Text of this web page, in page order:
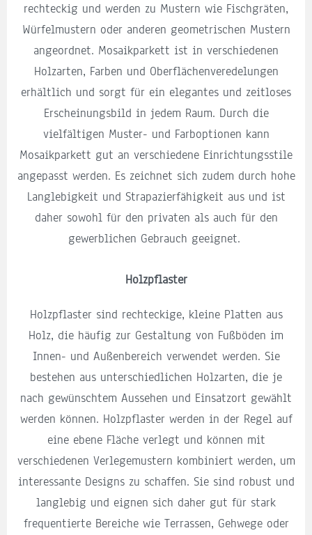
rechteckig und werden zu Mustern wie Fischgräten,
Würfelmustern oder anderen geometrischen Mustern
angeordnet. Mosaikparkett ist in verschiedenen
Holzarten, Farben und Oberflächenveredelungen
erhältlich und sorgt für ein elegantes und zeitloses
Erscheinungsbild in jedem Raum. Durch die
vielfältigen Muster- und Farboptionen kann
Mosaikparkett gut an verschiedene Einrichtungsstile
angepasst werden. Es zeichnet sich zudem durch hohe
Langlebigkeit und Strapazierfähigkeit aus und ist
daher sowohl für den privaten als auch für den
gewerblichen Gebrauch geeignet.
Holzpflaster
Holzpflaster sind rechteckige, kleine Platten aus
Holz, die häufig zur Gestaltung von Fußböden im
Innen- und Außenbereich verwendet werden. Sie
bestehen aus unterschiedlichen Holzarten, die je
nach gewünschtem Aussehen und Einsatzort gewählt
werden können. Holzpflaster werden in der Regel auf
eine ebene Fläche verlegt und können mit
verschiedenen Verlegemustern kombiniert werden, um
interessante Designs zu schaffen. Sie sind robust und
langlebig und eignen sich daher gut für stark
frequentierte Bereiche wie Terrassen, Gehwege oder